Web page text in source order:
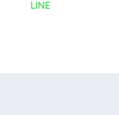
LINE